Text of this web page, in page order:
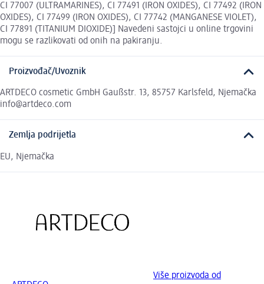
CI 77007 (ULTRAMARINES), CI 77491 (IRON OXIDES), CI 77492 (IRON
OXIDES), CI 77499 (IRON OXIDES), CI 77742 (MANGANESE VIOLET),
CI 77891 (TITANIUM DIOXIDE)] Navedeni sastojci u online trgovini
mogu se razlikovati od onih na pakiranju.
Proizvođač/Uvoznik
ARTDECO cosmetic GmbH Gaußstr. 13, 85757 Karlsfeld, Njemačka
info@artdeco.com
Zemlja podrijetla
EU, Njemačka
Više proizvoda od